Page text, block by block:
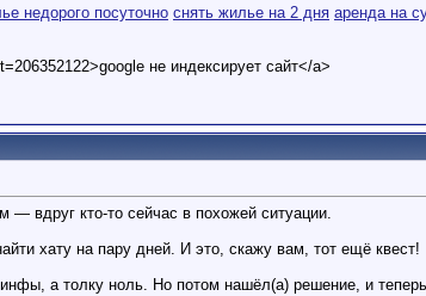
недорого посуточно снять жилье на 2 дня аренда на
не индексирует сайт</a>
— вдруг кто-то сейчас в похожей ситуации.
хату на пару дней. И это, скажу вам, тот ещё квест!
а толку ноль. Но потом нашёл(а) решение, и